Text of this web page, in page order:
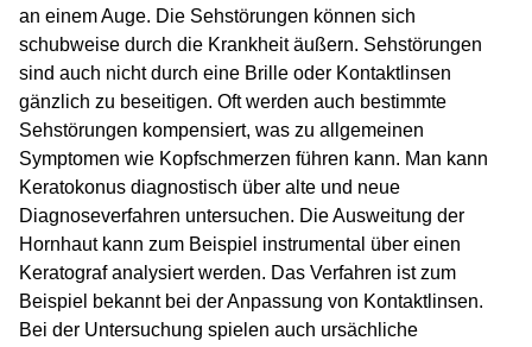
an einem Auge. Die Sehstörungen können sich
schubweise durch die Krankheit äußern. Sehstörungen
sind auch nicht durch eine Brille oder Kontaktlinsen
gänzlich zu beseitigen. Oft werden auch bestimmte
Sehstörungen kompensiert, was zu allgemeinen
Symptomen wie Kopfschmerzen führen kann. Man kann
Keratokonus diagnostisch über alte und neue
Diagnoseverfahren untersuchen. Die Ausweitung der
Hornhaut kann zum Beispiel instrumental über einen
Keratograf analysiert werden. Das Verfahren ist zum
Beispiel bekannt bei der Anpassung von Kontaktlinsen.
Bei der Untersuchung spielen auch ursächliche